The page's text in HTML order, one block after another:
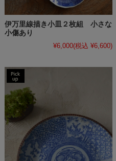
伊万里線描き小皿２枚組 小さな
小傷あり
¥6,000(税込 ¥6,600)